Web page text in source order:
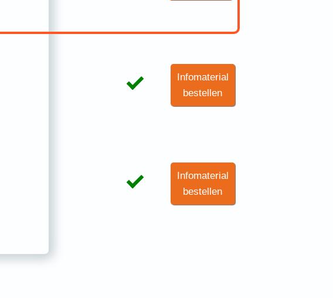
Infomaterial
bestellen
Infomaterial
bestellen